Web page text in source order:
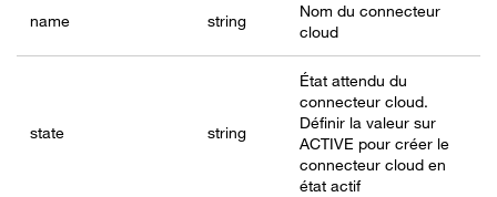
name string
Nom du connecteur
cloud
state string
État attendu du
connecteur cloud.
Définir la valeur sur
ACTIVE pour créer le
connecteur cloud en
état actif